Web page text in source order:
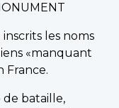
les noms
«manquant
France.
de bataille,